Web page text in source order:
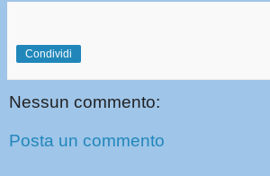
Condividi
Nessun commento:
Posta un commento